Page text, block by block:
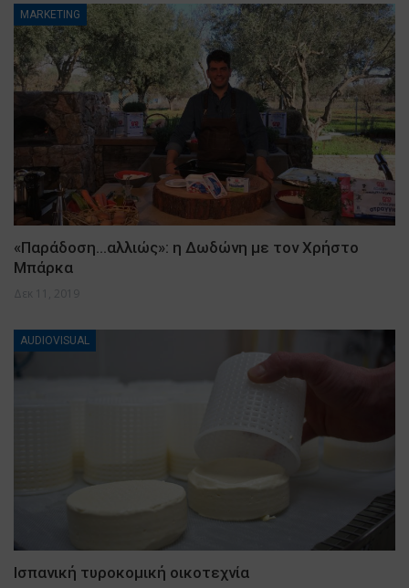
MARKETING
«Παράδοση…αλλιώς»: η Δωδώνη με τον Χρήστο
Μπάρκα
Δεκ 11, 2019
AUDIOVISUAL
Ισπανική τυροκομική οικοτεχνία